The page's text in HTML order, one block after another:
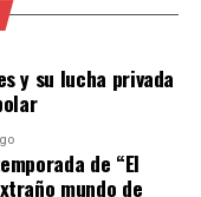
en la industria.
han
que la
y que el talento
y su lucha privada
de “El
mundo de